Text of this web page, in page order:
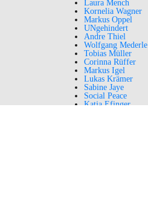
Laura Mench
Kornelia Wagner
Markus Oppel
UNgehindert
Andre Thiel
Wolfgang Mederle
Tobias Müller
Corinna Rüffer
Markus Igel
Lukas Krämer
Sabine Jaye
Social Peace
Katja Efinger